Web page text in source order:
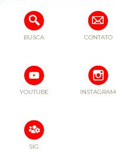
BUSCA CONTATO
YOUTUBE INSTAGRAM
SIG